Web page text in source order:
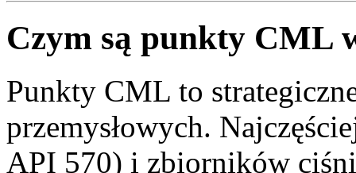
Czym są punkty CML
Punkty CML to
przemysłowych.
API 570) i zbiorników